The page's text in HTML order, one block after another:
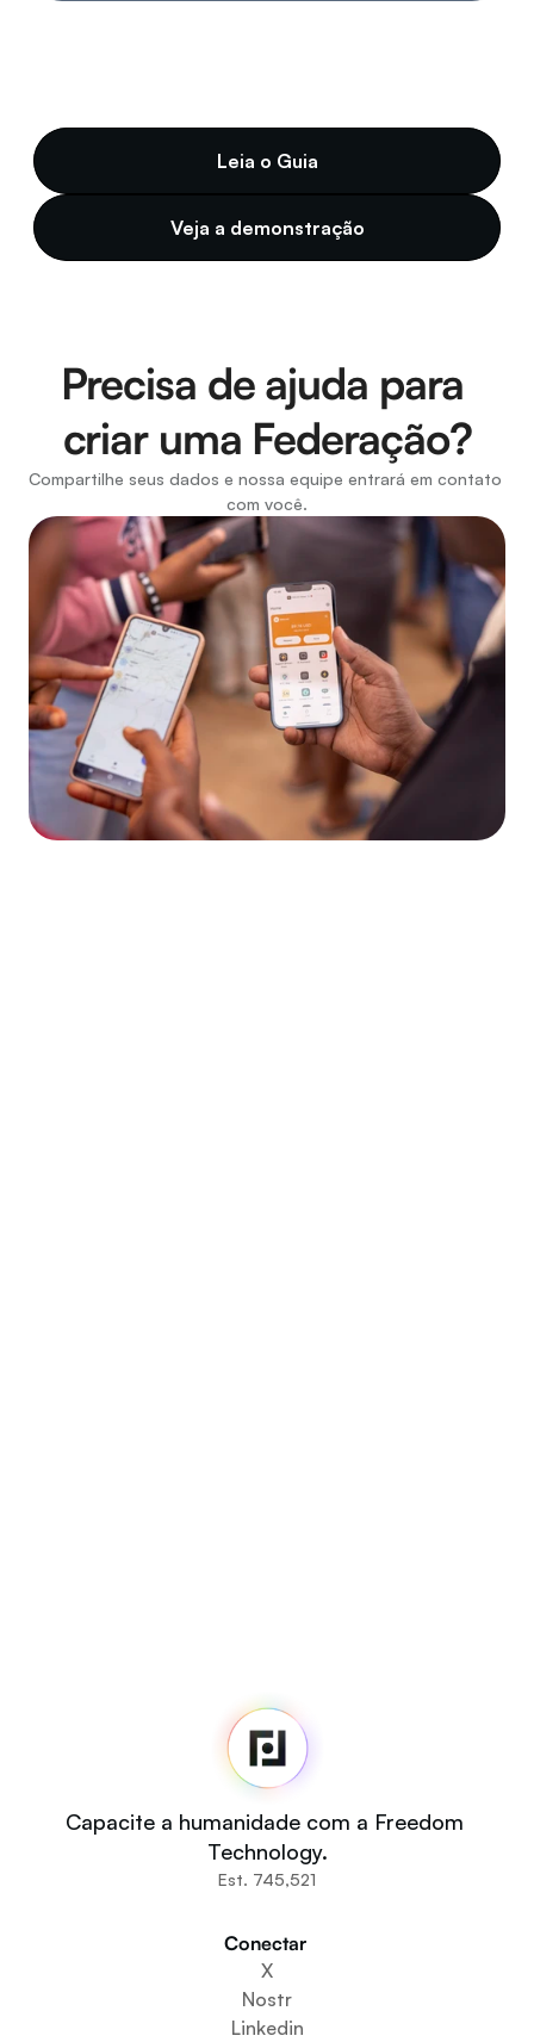
Veja a demonstração
Leia o Guia
Precisa de ajuda para
criar uma Federação?
Compartilhe seus dados e nossa equipe entrará em contato
com você.
Início
Sala de imprensa
Código-fonte
Fedi For
Você
Comunidades
Organizações
Baixe o aplicativo
Cria um espaço comunitário
Criar um serviço de carteira
Capacite a humanidade com a Freedom
Technology.
Est. 745,521
Conectar
X
Nostr
Linkedin